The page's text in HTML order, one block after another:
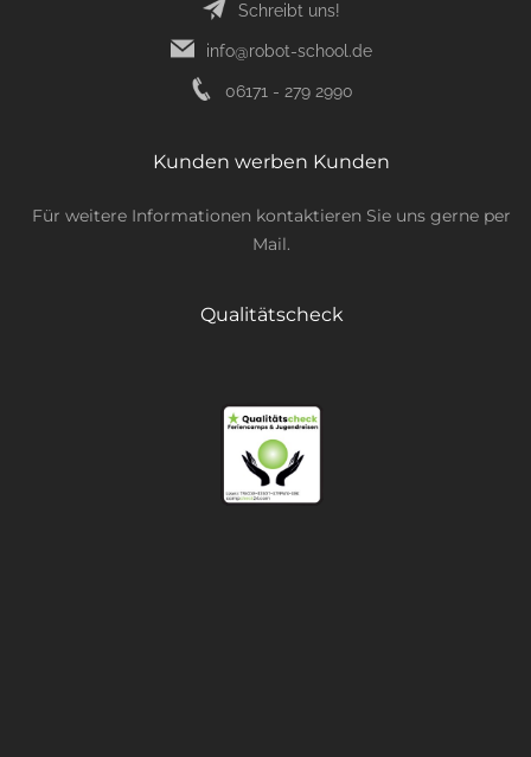
Schreibt uns!
info@robot-school.de
06171 - 279 2990
Kunden werben Kunden
Für weitere Informationen kontaktieren Sie uns gerne per
Mail.
Qualitätscheck